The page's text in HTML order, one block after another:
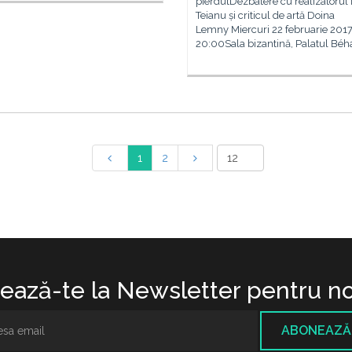
Teianu și criticul de artă Doina
Lemny Miercuri 22 februarie
20:00Sala bizantină, Palatul
1 2
te la Newsletter pentru